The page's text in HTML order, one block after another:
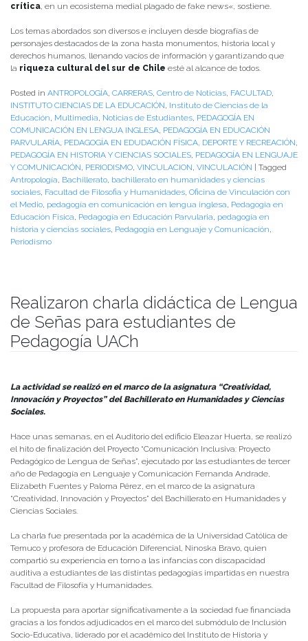
crítica , en un ecosistema medial plagado de fake news«, sostiene.
Los temas abordados son diversos e incluyen desde biografías de
personajes destacados de la zona hasta monumentos, historia local y
derechos humanos, llenando vacíos de información y garantizando que
la riqueza cultural del sur de Chile esté al alcance de todos.
Posted in ANTROPOLOGÍA CARRERAS Centro de Noticias FACULTAD
INSTITUTO CIENCIAS DE LA EDUCACIÓN Instituto de Ciencias de la
Educación Multimedia Noticias de Estudiantes PEDAGOGÍA EN
COMUNICACIÓN EN LENGUA INGLESA PEDAGOGÍA EN EDUCACIÓN
PARVULARÍA PEDAGOGÍA EN EDUDACIÓN FÍSICA, DEPORTE Y RECREACIÓN
PEDAGOGÍA EN HISTORIA Y CIENCIAS SOCIALES PEDAGOGÍA EN LENGUAJE
Y COMUNICACIÓN PERIODISMO VINCULACION VINCULACIÓN | Tagged
Antropología Bachillerato bachillerato en humanidades y ciencias
sociales Facultad de Filosofia y Humanidades Oficina de Vinculación con
el Medio pedagogía en comunicación en lengua inglesa Pedagogia en
Educación Física Pedagogía en Educación Parvularia pedagogía en
historia y ciencias sociales Pedagogia en Lenguaje y Comunicación
Periodismo
Realizaron charla didáctica de Lengua
de Señas para estudiantes de
Pedagogía UACh
La actividad se realizó en el marco de la asignatura “Creatividad,
Innovación y Proyectos” del Bachillerato en Humanidades y Ciencias
Sociales.
Hace unas semanas, en el Auditorio del edificio Eleazar Huerta, se realizó
el hito de finalización del Proyecto “Comunicación Inclusiva: Proyecto
Pedagógico de Lengua de Señas”, ejecutado por las estudiantes de tercer
año de Pedagogía en Lenguaje y Comunicación Fernanda Andrade,
Elizabeth Fuentes y Paloma Pérez, en el marco de la asignatura
“Creatividad, Innovación y Proyectos” del Bachillerato en Humanidades y
Ciencias Sociales.
La charla fue presentada por la académica de la Universidad Católica de
Temuco y profesora de Educación Diferencial, Ninoska Bravo, quien
compartió su experiencia en torno a las infancias con discapacidad
auditiva a estudiantes de las distintas pedagogías impartidas en nuestra
Facultad de Filosofía y Humanidades.
La propuesta para aportar significativamente a la sociedad fue financiada
gracias a los fondos adjudicados en el marco del submódulo de Inclusión
Socio-Educativa, liderado por el académico del Instituto de Historia y